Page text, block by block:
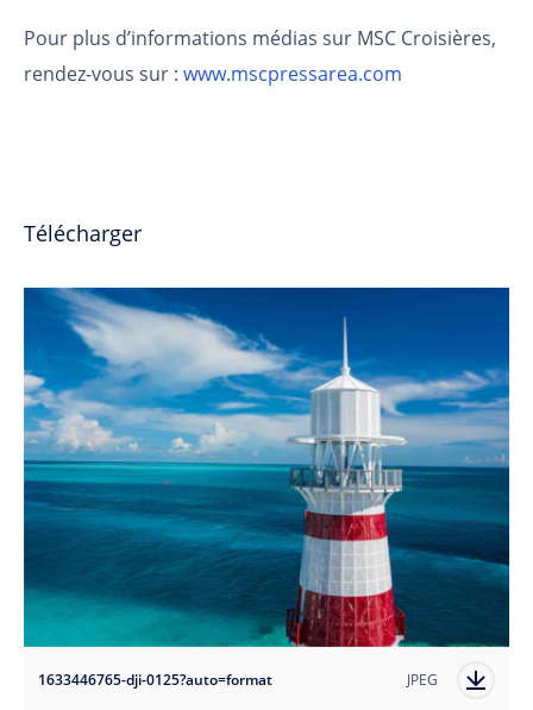
Pour plus d’informations médias sur MSC Croisières,
rendez-vous sur : www.mscpressarea.com
Télécharger
1633446765-dji-0125?auto=format JPEG